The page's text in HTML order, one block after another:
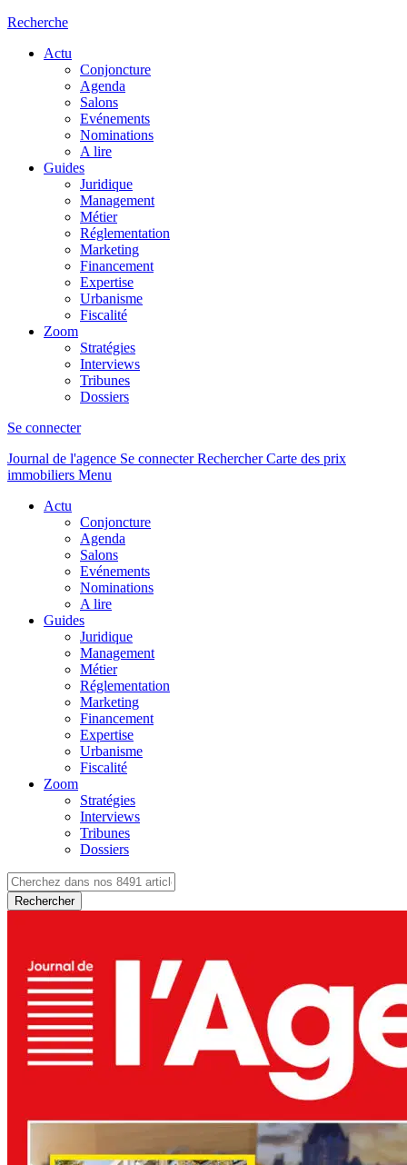
Recherche
Actu
Conjoncture
Agenda
Salons
Evénements
Nominations
A lire
Guides
Juridique
Management
Métier
Réglementation
Marketing
Financement
Expertise
Urbanisme
Fiscalité
Zoom
Stratégies
Interviews
Tribunes
Dossiers
Se connecter
Journal de l'agence Se connecterRechercher Carte des prix
immobiliers Menu
Actu
Conjoncture
Agenda
Salons
Evénements
Nominations
A lire
Guides
Juridique
Management
Métier
Réglementation
Marketing
Financement
Expertise
Urbanisme
Fiscalité
Zoom
Stratégies
Interviews
Tribunes
Dossiers
Rechercher